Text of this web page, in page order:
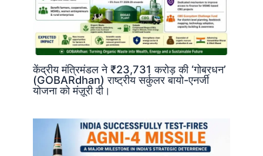
केंद्रीय मंत्रिमंडल ने ₹23,731 करोड़ की ‘गोबरधन’
(GOBARdhan) राष्ट्रीय सर्कुलर बायो-एनर्जी
योजना को मंज़ूरी दी।